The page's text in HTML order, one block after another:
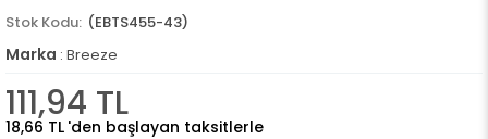
(EBTS455-43)
Marka : Breeze
111,94 TL
18,66 TL 'den başlayan taksitlerle